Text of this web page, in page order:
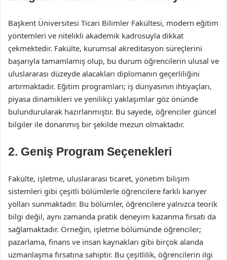
Başkent Üniversitesi Ticari Bilimler Fakültesi, modern eğitim
yöntemleri ve nitelikli akademik kadrosuyla dikkat
çekmektedir. Fakülte, kurumsal akreditasyon süreçlerini
başarıyla tamamlamış olup, bu durum öğrencilerin ulusal ve
uluslararası düzeyde alacakları diplomanın geçerliliğini
artırmaktadır. Eğitim programları; iş dünyasının ihtiyaçları,
piyasa dinamikleri ve yenilikçi yaklaşımlar göz önünde
bulundurularak hazırlanmıştır. Bu sayede, öğrenciler güncel
bilgiler ile donanmış bir şekilde mezun olmaktadır.
2. Geniş Program Seçenekleri
Fakülte, işletme, uluslararası ticaret, yönetim bilişim
sistemleri gibi çeşitli bölümlerle öğrencilere farklı kariyer
yolları sunmaktadır. Bu bölümler, öğrencilere yalnızca teorik
bilgi değil, aynı zamanda pratik deneyim kazanma fırsatı da
sağlamaktadır. Örneğin, işletme bölümünde öğrenciler;
pazarlama, finans ve insan kaynakları gibi birçok alanda
uzmanlaşma fırsatına sahiptir. Bu çeşitlilik, öğrencilerin ilgi